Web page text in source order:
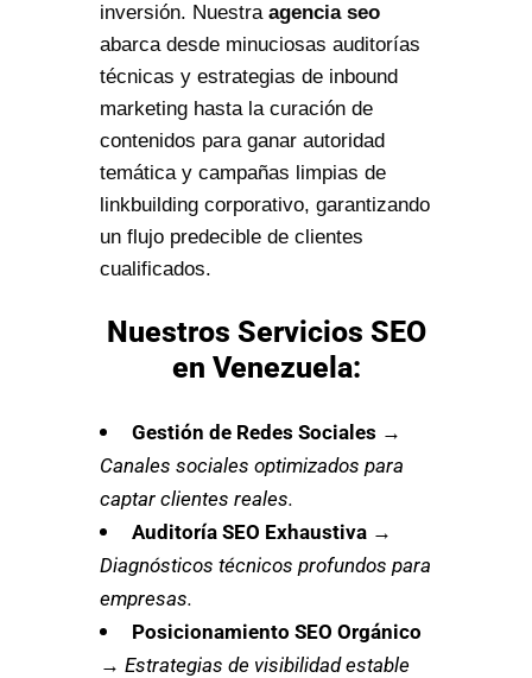
inversión. Nuestra agencia seo
abarca desde minuciosas auditorías
técnicas y estrategias de inbound
marketing hasta la curación de
contenidos para ganar autoridad
temática y campañas limpias de
linkbuilding corporativo, garantizando
un flujo predecible de clientes
cualificados.
Nuestros Servicios SEO
en Venezuela:
Gestión de Redes Sociales →
Canales sociales optimizados para
captar clientes reales.
Auditoría SEO Exhaustiva →
Diagnósticos técnicos profundos para
empresas.
Posicionamiento SEO Orgánico
→ Estrategias de visibilidad estable